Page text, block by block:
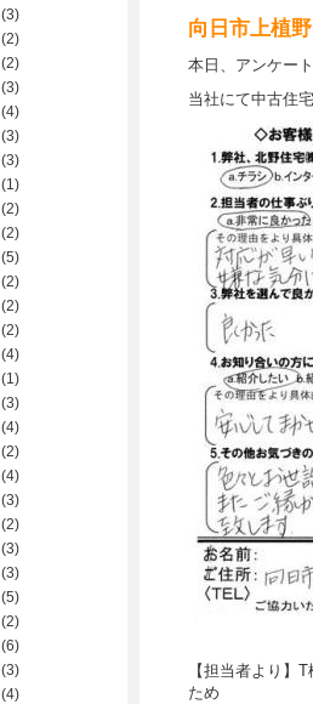
向日市上植
本日、アンケー
当社にて中古住
【担当者より】
ため
(3)
(2)
(2)
(3)
(4)
(3)
(3)
(1)
(2)
(2)
(5)
(2)
(2)
(2)
(4)
(1)
(3)
(4)
(2)
(4)
(3)
(2)
(3)
(3)
(5)
(2)
(6)
(3)
(4)